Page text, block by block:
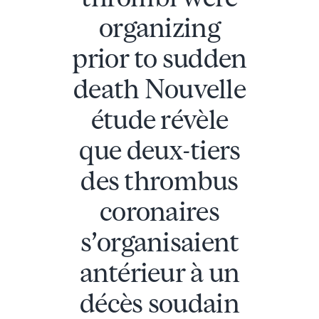
organizing
prior to sudden
death Nouvelle
étude révèle
que deux-tiers
des thrombus
coronaires
s’organisaient
antérieur à un
décès soudain